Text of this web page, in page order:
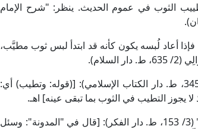
تطييب الثوب في عموم الحديث. ينظر: "شرح الإمام
أعاد لُبسه يكون كأنه قد ابتدأ لبس ثوب مطيَّب،
قال الإمام زين الدين بن نُجَيْم الحنفي في "البحر الرائق" (2/ 345، ط. دار الكتاب الإسلامي): [(قوله: وتطيب) أي:
يجوز التطيب في الثوب بما تبقى عينه] اهـ.
وقال الإمام شمس الدين الحَطَّاب المالكي في "مواهب الجليل" (3/ 153، ط. دار الفكر): [قال في "المدونة": وسئل